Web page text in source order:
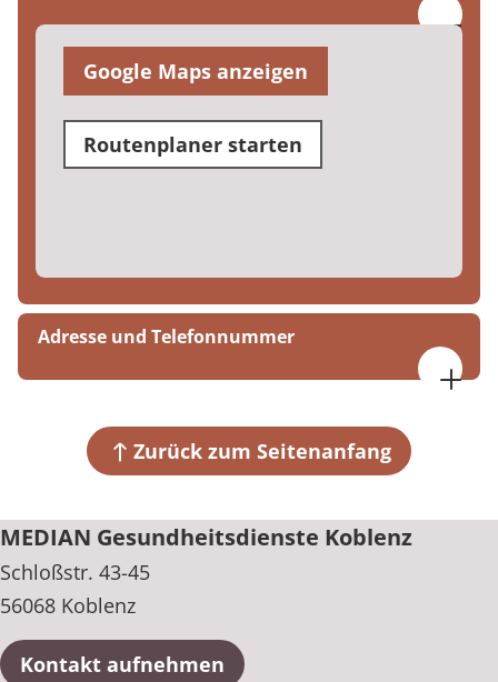
Google Maps anzeigen
Routenplaner starten
Adresse und Telefonnummer
56068 KoblenzZurück zum Seitenanfang
MEDIAN Gesundheitsdienste Koblenz
Schloßstr. 43-45
56068 Koblenz
Kontakt aufnehmen